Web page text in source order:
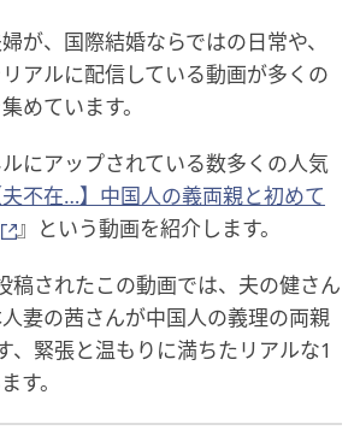
が、国際結婚ならではの日常や、
アルに配信している動画が多くの
めています。
にアップされている数多くの人気
夫不在…】中国人の義両親と初めて
』という動画を紹介します。
稿されたこの動画では、夫の健さん
妻の茜さんが中国人の義理の両親
、緊張と温もりに満ちたリアルな1
す。